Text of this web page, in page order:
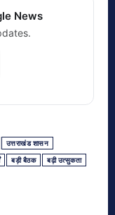
News
उत्तराखंड शासन
बड़ी बैठक बढ़ी उत्सुकता